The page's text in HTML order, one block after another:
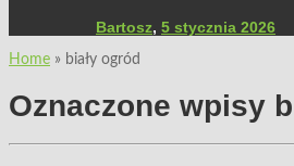
Bartosz, 5 stycznia 2026
Home » biały ogród
Oznaczone wpisy